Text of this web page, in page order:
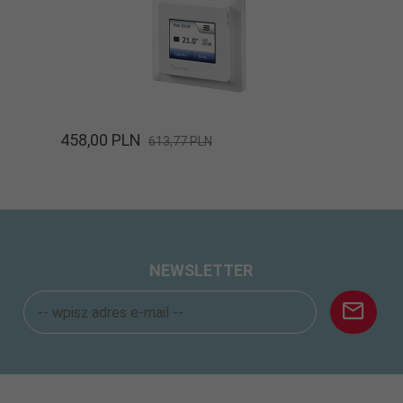
458,00 PLN 613,77 PLN
NEWSLETTER